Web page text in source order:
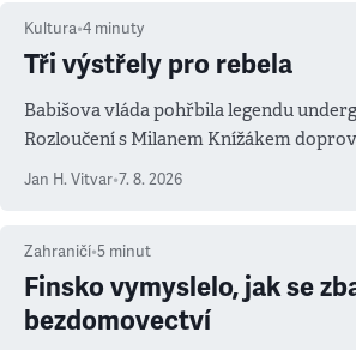
Kultura•4 minuty
Tři výstřely pro rebela
Babišova vláda pohřbila legendu
Rozloučení s Milanem Knížákem
salvy i kritika pokrokářů
Jan H. Vitvar•7. 8. 2026
Zahraničí•5 minut
Finsko vymyslelo, jak se
bezdomovectví